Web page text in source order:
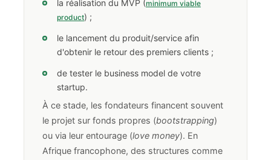
la réalisation du MVP (minimum viable
product) ;
le lancement du produit/service afin
d'obtenir le retour des premiers clients ;
de tester le business model de votre
startup.
À ce stade, les fondateurs financent souvent
le projet sur fonds propres (bootstrapping)
ou via leur entourage (love money). En
Afrique francophone, des structures comme